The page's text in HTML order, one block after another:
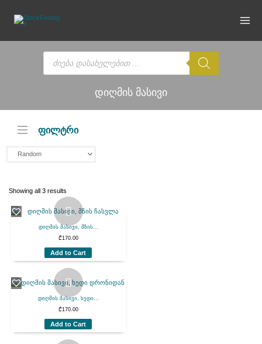
content
Products
search
დიღმის მასივი
ფილტრი
Showing all 3 results
დიღმის მასივი, მზის...
₾170.00
Add to Cart
დიღმის მასივი, ხედი...
₾170.00
Add to Cart